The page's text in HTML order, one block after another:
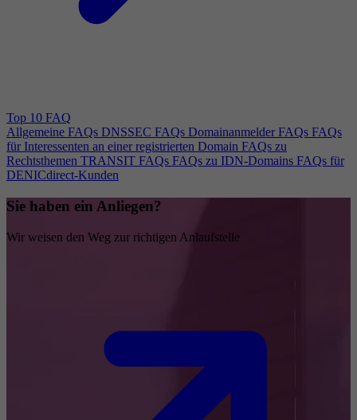
Top 10 FAQ
Allgemeine FAQs DNSSEC FAQs Domainanmelder FAQs FAQs
für Interessenten an einer registrierten Domain FAQs zu
Rechtsthemen TRANSIT FAQs FAQs zu IDN-Domains FAQs für
DENICdirect-Kunden
Sie haben ein Anliegen?
Wir weisen den Weg zur richtigen Anlaufstelle